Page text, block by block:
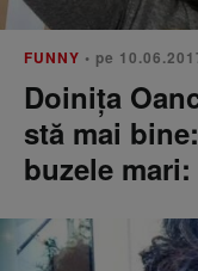
FUNNY • pe
Doinița
stă mai
buzele